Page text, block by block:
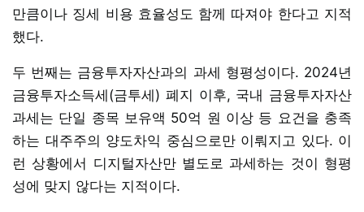
만큼이나 징세 비용 효율성도 함께 따져야 한다고 지적
했다.
두 번째는 금융투자자산과의 과세 형평성이다. 2024년
금융투자소득세(금투세) 폐지 이후, 국내 금융투자자산
과세는 단일 종목 보유액 50억 원 이상 등 요건을 충족
하는 대주주의 양도차익 중심으로만 이뤄지고 있다. 이
런 상황에서 디지털자산만 별도로 과세하는 것이 형평
성에 맞지 않다는 지적이다.